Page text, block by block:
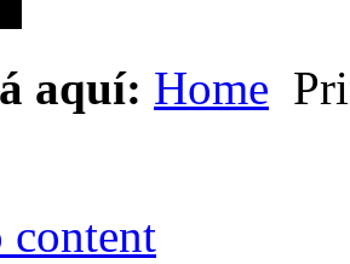
aquí: Home
content